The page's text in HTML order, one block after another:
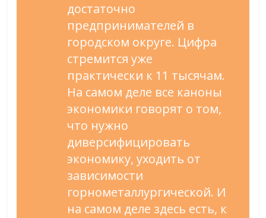
достаточно
предпринимателей в
городском округе. Цифра
стремится уже
практически к 11 тысячам.
На самом деле все каноны
экономики говорят о том,
что нужно
диверсифицировать
экономику, уходить от
зависимости
горнометаллургической. И
на самом деле здесь есть, к